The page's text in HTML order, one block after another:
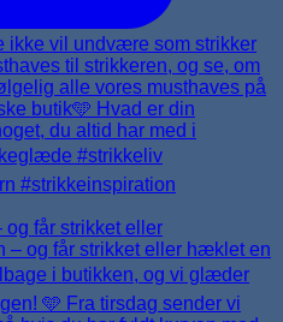
og får strikket eller